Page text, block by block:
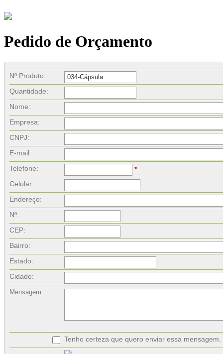
Pedido de Orçamento
Nº Produto:
Quantidade:
Nome:
Empresa:
CNPJ:
E-mail:
Telefone:
*
Celular:
Endereço:
Nº:
CEP:
Bairro:
Estado:
Cidade:
Mensagem:
Tenho certeza que quero enviar essa mensagem.